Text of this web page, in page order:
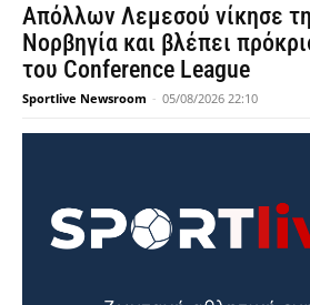
Απόλλων Λεμεσού νίκησε
Νορβηγία και βλέπει
του Conference League
Sportlive Newsroom - 05/08/2026 22:10